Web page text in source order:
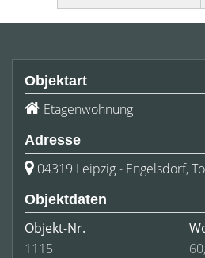
Objektart
Etagenwohnung
Adresse
04319 Leipzig - Engelsdorf,
Objektdaten
Objekt-Nr.
1115